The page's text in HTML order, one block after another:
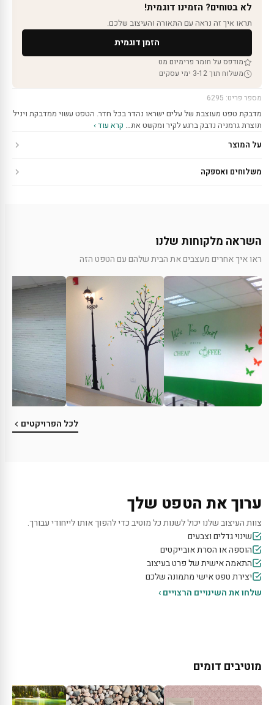
לא בטוחים? הזמינו דוגמית!
תראו איך זה נראה עם התאורה והעיצוב שלכם.
הזמן דוגמית
מודפס על חומר פרימיום מט
משלוח תוך 3-12 ימי עסקים
מספר פריט: 6295
מדבקת טפט מעוצבת של עלים ישראו נהדר בכל חדר. הטפט עשוי ממדבקת ויניל
תוצרת גרמניה נדבק ברגע לקיר ומקשט את… קרא עוד ›
על המוצר
משלוחים ואספקה
השראה מלקוחות שלנו
ראו איך אחרים מעצבים את הבית שלהם עם הטפט הזה
לכל הפרויקטים
ערוך את הטפט שלך
צוות העיצוב שלנו יכול לשנות כל מוטיב כדי להפוך אותו לייחודי עבורך.
שינוי גדלים וצבעים
הוספה או הסרת אובייקטים
התאמה אישית של פרט בעיצוב
יצירת טפט אישי מתמונה שלכם
שלחו את השינויים הרצויים ›
מוטיבים דומים